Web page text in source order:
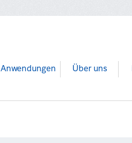
Anwendungen Über uns